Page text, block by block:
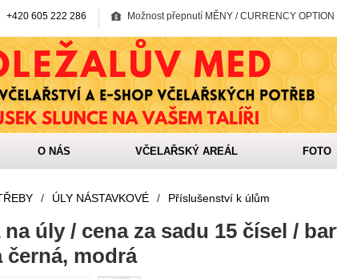
+420 605 222 286 Možnost přepnutí MĚNY / CURRENCY OPTION
O NÁS VČELAŘSKÝ AREÁL FOTO
/ ÚLY NÁSTAVKOVÉ / Příslušenství k úlům
úly / cena za sadu 15 čísel /
černá, modrá